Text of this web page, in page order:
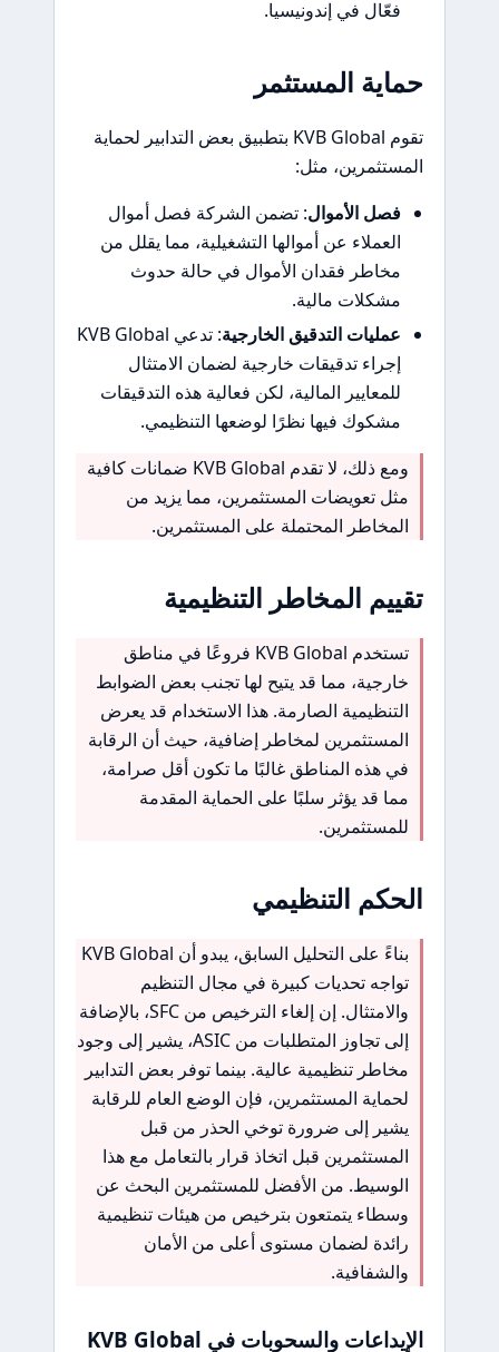
فعّال في إندونيسيا.
حماية المستثمر
تقوم KVB Global بتطبيق بعض التدابير لحماية
المستثمرين، مثل:
فصل الأموال: تضمن الشركة فصل أموال
العملاء عن أموالها التشغيلية، مما يقلل من
مخاطر فقدان الأموال في حالة حدوث
مشكلات مالية.
عمليات التدقيق الخارجية
: تدعي KVB Global
إجراء تدقيقات خارجية لضمان الامتثال
للمعايير المالية، لكن فعالية هذه التدقيقات
مشكوك فيها نظرًا لوضعها التنظيمي.
ومع ذلك، لا تقدم KVB Global ضمانات كافية
مثل تعويضات المستثمرين، مما يزيد من
المخاطر المحتملة على المستثمرين.
تقييم المخاطر التنظيمية
تستخدم KVB Global فروعًا في مناطق
خارجية، مما قد يتيح لها تجنب بعض الضوابط
التنظيمية الصارمة. هذا الاستخدام قد يعرض
المستثمرين لمخاطر إضافية، حيث أن الرقابة
في هذه المناطق غالبًا ما تكون أقل صرامة،
مما قد يؤثر سلبًا على الحماية المقدمة
للمستثمرين.
الحكم التنظيمي
بناءً على التحليل السابق، يبدو أن KVB Global
تواجه تحديات كبيرة في مجال التنظيم
والامتثال. إن إلغاء الترخيص من SFC، بالإضافة
إلى تجاوز المتطلبات من ASIC، يشير إلى وجود
مخاطر تنظيمية عالية. بينما توفر بعض التدابير
لحماية المستثمرين، فإن الوضع العام للرقابة
يشير إلى ضرورة توخي الحذر من قبل
المستثمرين قبل اتخاذ قرار بالتعامل مع هذا
الوسيط. من الأفضل للمستثمرين البحث عن
وسطاء يتمتعون بترخيص من هيئات تنظيمية
رائدة لضمان مستوى أعلى من الأمان
والشفافية.
الإيداعات والسحوبات في KVB Global